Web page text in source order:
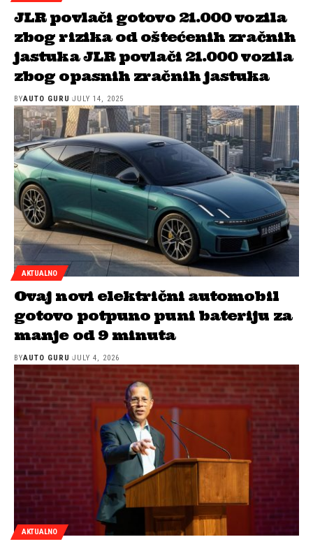
JLR povlači gotovo 21.000 vozila
zbog rizika od oštećenih zračnih
jastuka JLR povlači 21.000 vozila
zbog opasnih zračnih jastuka
BYAUTO GURU JULY 14, 2025
AKTUALNO
Ovaj novi električni automobil
gotovo potpuno puni bateriju za
manje od 9 minuta
BYAUTO GURU JULY 4, 2026
AKTUALNO